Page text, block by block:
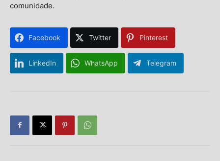
comunidade.
Facebook Twitter Pinterest
LinkedIn WhatsApp Telegram